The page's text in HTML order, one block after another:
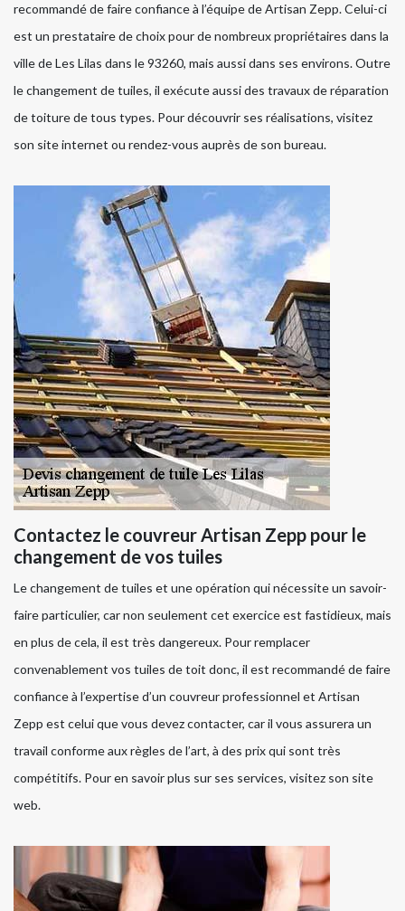
recommandé de faire confiance à l’équipe de Artisan Zepp. Celui-ci
est un prestataire de choix pour de nombreux propriétaires dans la
ville de Les Lilas dans le 93260, mais aussi dans ses environs. Outre
le changement de tuiles, il exécute aussi des travaux de réparation
de toiture de tous types. Pour découvrir ses réalisations, visitez
son site internet ou rendez-vous auprès de son bureau.
Contactez le couvreur Artisan Zepp pour le
changement de vos tuiles
Le changement de tuiles et une opération qui nécessite un savoir-
faire particulier, car non seulement cet exercice est fastidieux, mais
en plus de cela, il est très dangereux. Pour remplacer
convenablement vos tuiles de toit donc, il est recommandé de faire
confiance à l’expertise d’un couvreur professionnel et Artisan
Zepp est celui que vous devez contacter, car il vous assurera un
travail conforme aux règles de l’art, à des prix qui sont très
compétitifs. Pour en savoir plus sur ses services, visitez son site
web.